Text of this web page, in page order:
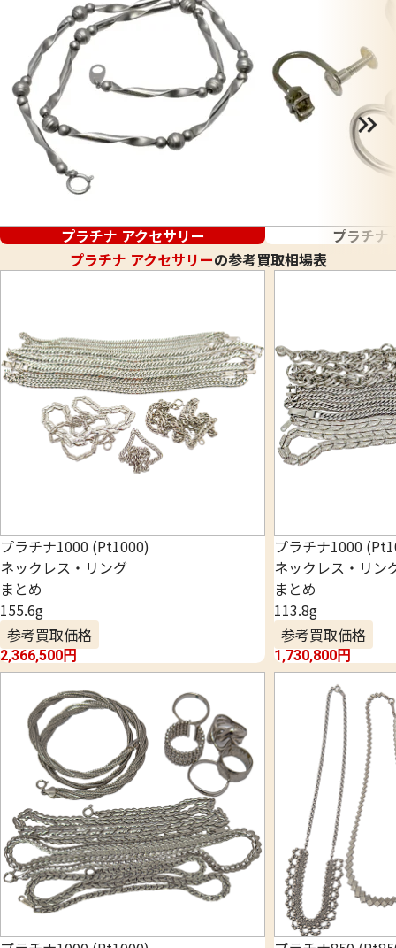
プラチナ アクセサリー
プラチナ
プラチナ アクセサリーの参考買取相場表
プラチナ1000 (Pt1000)
ネックレス・リング
まとめ
155.6g
参考買取価格
2,366,500円
プラチナ1000
ネックレス・リン
まとめ
113.8g
参考買取価格
1,730,800円